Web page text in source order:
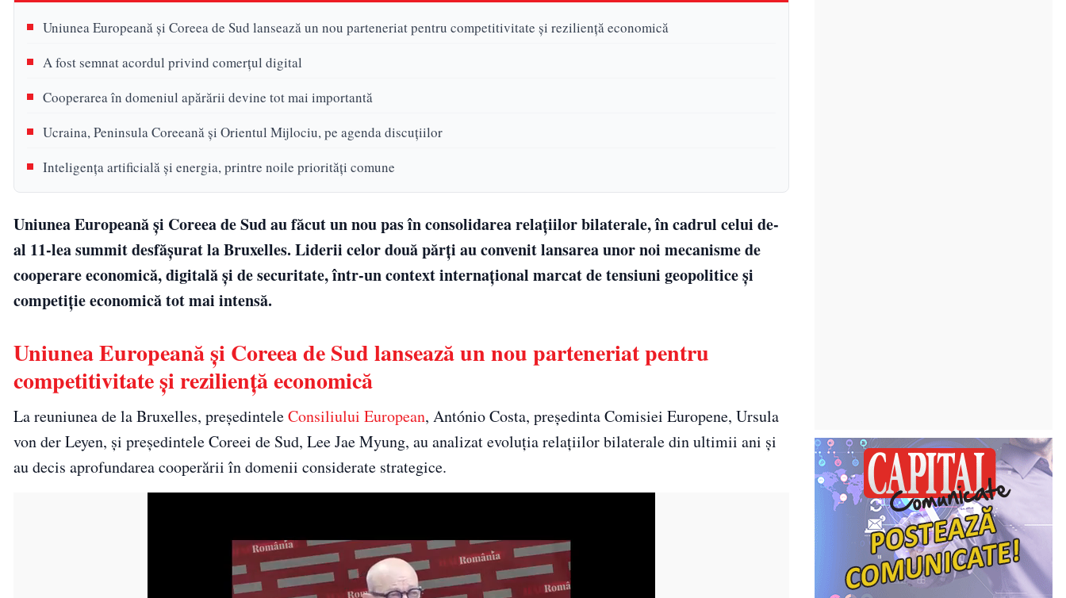
Uniunea Europeană și Coreea de Sud lansează un nou parteneriat pentru competitivitate și reziliență economică
A fost semnat acordul privind comerțul digital
Cooperarea în domeniul apărării devine tot mai importantă
Ucraina, Peninsula Coreeană și Orientul Mijlociu, pe agenda discuțiilor
Inteligența artificială și energia, printre noile priorități comune
Uniunea Europeană și Coreea de Sud au făcut un nou pas în consolidarea relațiilor bilaterale, în cadrul celui de-
al 11-lea summit desfășurat la Bruxelles. Liderii celor două părți au convenit lansarea unor noi mecanisme de
cooperare economică, digitală și de securitate, într-un context internațional marcat de tensiuni geopolitice și
competiție economică tot mai intensă.
Uniunea Europeană și Coreea de Sud lansează un nou parteneriat pentru
competitivitate și reziliență economică
La reuniunea de la Bruxelles, președinteleConsiliului European, António Costa, președinta Comisiei Europene, Ursula
von der Leyen, și președintele Coreei de Sud, Lee Jae Myung, au analizat evoluția relațiilor bilaterale din ultimii ani și
au decis aprofundarea cooperării în domenii considerate strategice.